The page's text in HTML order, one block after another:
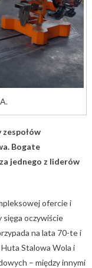
Bogate
jednego z liderów
ofercie i
oczywiście
na lata 70-te i
Stalowa Wola i
– między innymi